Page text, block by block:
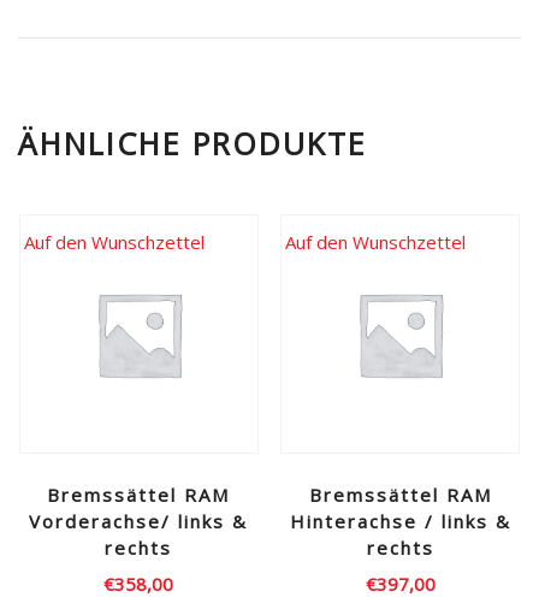
ÄHNLICHE PRODUKTE
Bremssättel RAM
Vorderachse/ links &
rechts
€358,00
Auf den Wunschzettel
Bremssättel RAM
Hinterachse / links &
rechts
€397,00
Auf den Wunschzettel